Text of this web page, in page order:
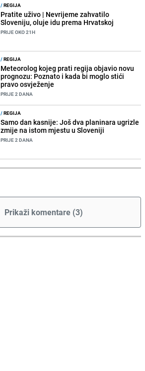
/REGIJA
Pratite uživo | Nevrijeme zahvatilo
Sloveniju, oluje idu prema Hrvatskoj
PRIJE OKO 21H
/REGIJA
Meteorolog kojeg prati regija objavio novu
prognozu: Poznato i kada bi moglo stići
pravo osvježenje
PRIJE 2 DANA
/REGIJA
Samo dan kasnije: Još dva planinara ugrizle
zmije na istom mjestu u Sloveniji
PRIJE 2 DANA
Prikaži komentare (3)